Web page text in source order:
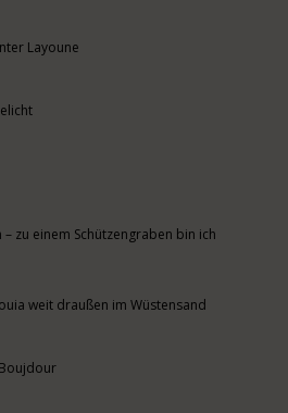
Layoune
zu einem Schützengraben bin ich
weit draußen im Wüstensand